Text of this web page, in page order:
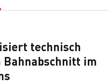
technisch
im